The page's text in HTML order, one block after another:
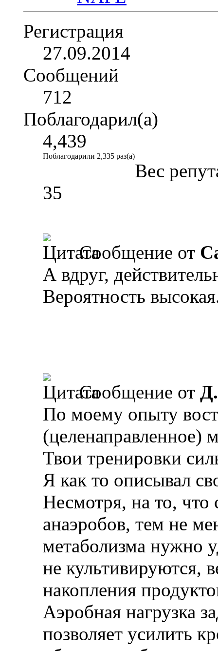
Регистрация
27.09.2014
Сообщений
712
Поблагодарил(а)
4,439
Поблагодарили 2,335 раз(а)
Вес
35
Сообщение от
А вдруг,
Вероятность
Сообщение от
По моему опыту
(целенаправленное)
Твои тренировки
Я как то описывал
Несмотря, на то,
анаэробов, тем не
метаболизма нужно
не культивируются,
накопления
Аэробная нагрузка
позволяет усилить